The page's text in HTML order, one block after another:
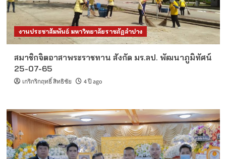
งานประชาสัมพันธ์ มหาวิทยาลัยราชภัฏลำปาง
สมาชิกจิตอาสาพระราชทาน สังกัด มร.ลป. พัฒนาภูมิทัศน์
25-07-65
เกริกริกฤทธิ์ สิทธิชัย 4 ปี ago